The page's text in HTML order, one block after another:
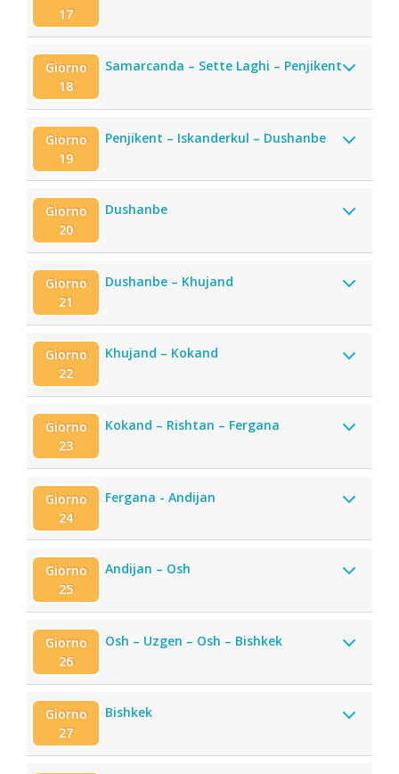
17
Giorno
18
Samarcanda – Sette Laghi – Penjikent
Giorno
19
Penjikent – Iskanderkul – Dushanbe
Giorno
20
Dushanbe
Giorno
21
Dushanbe – Khujand
Giorno
22
Khujand – Kokand
Giorno
23
Kokand – Rishtan – Fergana
Giorno
24
Fergana - Andijan
Giorno
25
Andijan – Osh
Giorno
26
Osh – Uzgen – Osh – Bishkek
Giorno
27
Bishkek